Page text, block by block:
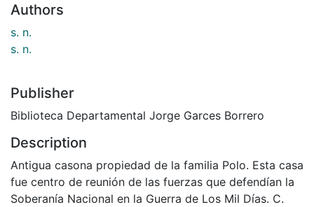
Authors
s. n.
s. n.
Publisher
Biblioteca Departamental Jorge Garces Borrero
Description
Antigua casona propiedad de la familia Polo. Esta casa
fue centro de reunión de las fuerzas que defendían la
Soberanía Nacional en la Guerra de Los Mil Días. C.